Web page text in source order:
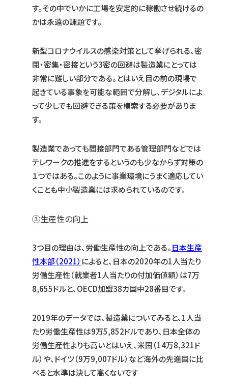
す。その中でいかに工場を安定的に稼働させ続けるの
かは永遠の課題です。
新型コロナウイルスの感染対策として挙げられる、密
閉・密集・密接という3密の回避は製造業にとっては
非常に難しい部分である。とはいえ目の前の現場で
起きている事象を可能な範囲で分解し、デジタルによ
って少しでも回避できる策を模索する必要がありま
す。
製造業であっても間接部門である管理部門などでは
テレワークの推進をするというのも少なからず対策の
１つではある。このように事業環境にうまく適応してい
くことも中小製造業には求められているのです。
③生産性の向上
3つ目の理由は、労働生産性の向上である。日本生産
性本部（2021） によると、日本の2020年の1人当たり
労働生産性（就業者1人当たりの付加価値額）は7万
8,655ドルと、OECD加盟38カ国中28番目です。
2019年のデータでは、製造業についてみると、1人当
たり労働生産性は9万5,852ドルであり、日本全体の
労働生産性よりも高いとはいえ、米国（14万8,321ド
ル）や、ドイツ（9万9,007ドル）など海外の先進国に比
べると水準は決して高くないです